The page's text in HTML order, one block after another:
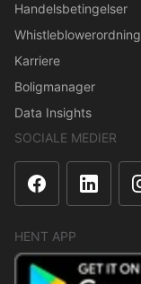
Handelsbetingelser
Whistleblowerordning
Karriere
Boligmanager
Data Insights
SOCIALE MEDIER
HENT APP